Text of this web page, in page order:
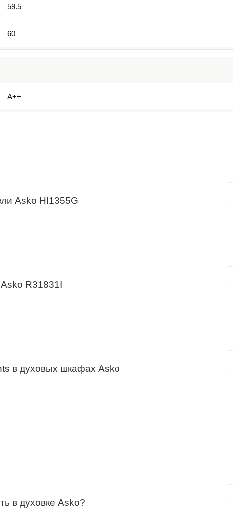
59.5
60
А++
Asko HI1355G
R31831I
в духовых шкафах Asko
в духовке Asko?